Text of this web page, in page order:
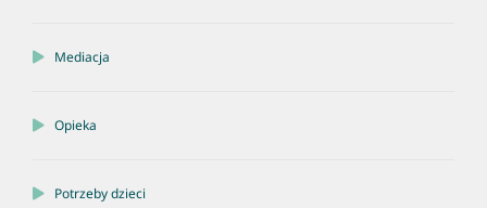
Mediacja
Opieka
Potrzeby dzieci